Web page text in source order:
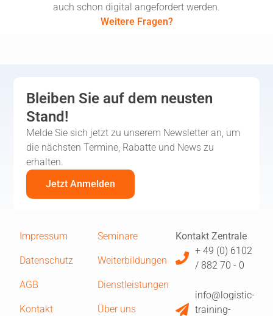
auch schon digital angefordert werden.
Weitere Fragen?
Bleiben Sie auf dem neusten
Stand!
Melde Sie sich jetzt zu unserem Newsletter an, um
die nächsten Termine, Rabatte und News zu
erhalten.
Jetzt Anmelden
Impressum
Datenschutz
AGB
Kontakt
Seminare
Weiterbildungen
Dienstleistungen
Über uns
Kontakt Zentrale
+ 49 (0) 6102
/ 882 70 - 0
info@logistic-
training-